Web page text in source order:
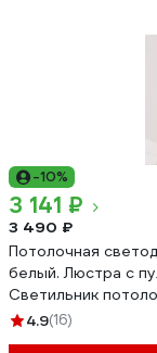
-10%
3 141 ₽
3 490 ₽
Потолочная
белый. Люстра с
Светильник
Oleoso 2720-2+2
4.9(16)